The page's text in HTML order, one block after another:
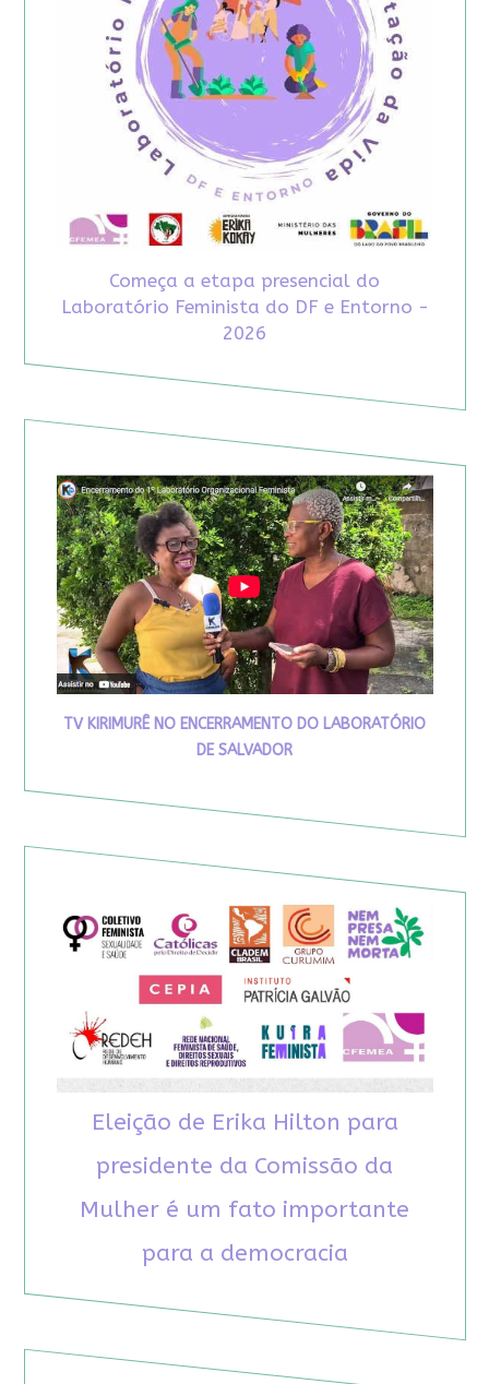
Começa a etapa presencial do
Laboratório Feminista do DF e Entorno -
2026
TV KIRIMURÊ NO ENCERRAMENTO DO LABORATÓRIO
DE SALVADOR
Eleição de Erika Hilton para
presidente da Comissão da
Mulher é um fato importante
para a democracia